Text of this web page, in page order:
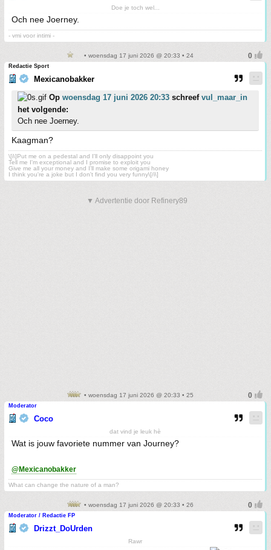
Doe je toch wel...
Och nee Joerney.
- vmi voor intimi -
• woensdag 17 juni 2026 @ 20:33 • 24
Redactie Sport
Mexicanobakker
Op woensdag 17 juni 2026 20:33 schreef vul_maar_in
het volgende:
Och nee Joerney.
Kaagman?
\[i\]Put me on a pedestal and I'll only disappoint you
Tell me I'm exceptional and I promise to exploit you
Give me all your money and I'll make some origami honey
I think you're a joke but I don't find you very funny\[/i\]
▼ Advertentie door Refinery89
• woensdag 17 juni 2026 @ 20:33 • 25
Moderator
Coco
dat vind je leuk hè
Wat is jouw favoriete nummer van Journey?
@Mexicanobakker
What can change the nature of a man?
• woensdag 17 juni 2026 @ 20:33 • 26
Moderator / Redactie FP
Drizzt_DoUrden
Rawr